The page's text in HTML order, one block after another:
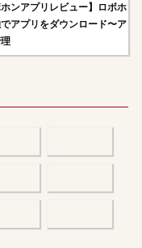
ホンアプリレビュー】ロボホ
アプリをダウンロード〜ア